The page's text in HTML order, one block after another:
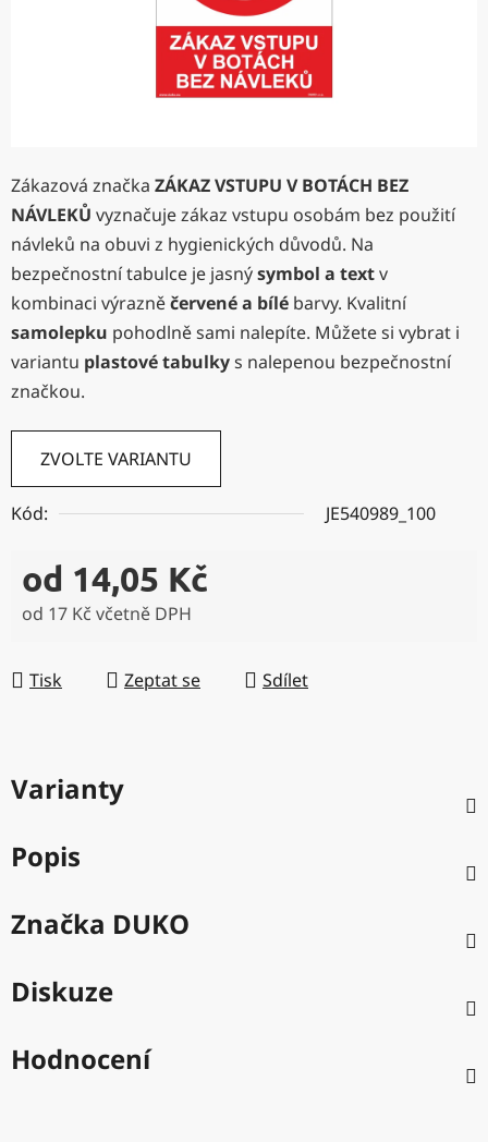
Zákazová značka ZÁKAZ VSTUPU V BOTÁCH BEZ
NÁVLEKŮ vyznačuje zákaz vstupu osobám bez použití
návleků na obuvi z hygienických důvodů. Na
bezpečnostní tabulce je jasnýsymbol a textv
kombinaci výrazněčervené a bílé barvy. Kvalitní
samolepku pohodlně sami nalepíte. Můžete si vybrat i
variantu plastové tabulkys nalepenou bezpečnostní
značkou.
ZVOLTE VARIANTU
Kód: JE540989_100
od 14,05 Kč
od 17 Kč včetně DPH
Tisk
Zeptat se Sdílet
Varianty
Popis
Značka DUKO
Diskuze
Hodnocení